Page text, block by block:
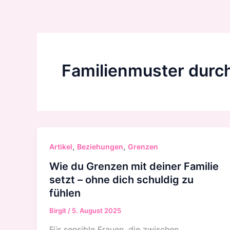
Familienmuster
Artikel, Beziehungen, Grenzen
Wie du Grenzen mit deiner Familie
setzt – ohne dich schuldig zu
fühlen
Birgit / 5. August 2025